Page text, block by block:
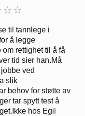
til tannlege i
å legge
rettighet til å få
tid sier han.Må
ved
slik
behov for støtte av
tar spytt test å
hos Egil